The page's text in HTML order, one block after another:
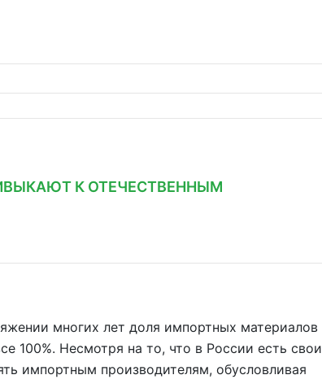
К ОТЕЧЕСТВЕННЫМ
многих лет доля импортных материалов
100%. Несмотря на то, что в России есть свои
импортным производителям, обусловливая